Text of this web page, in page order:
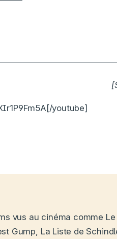
youtube]
vus au cinéma comme
Gump, La Liste de